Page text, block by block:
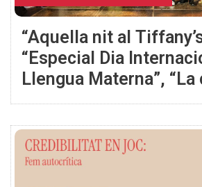
“Aquella nit al
“Especial Dia
Llengua Materna”,
Möbius“ i ex-aequo
Poblet” i “Sense
guanyadors dels
concurs dels 26ns